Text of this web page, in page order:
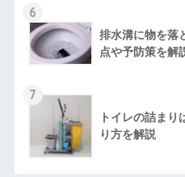
6
排水溝に物を落
点や予防策を解
7
トイレの詰まり
り方を解説